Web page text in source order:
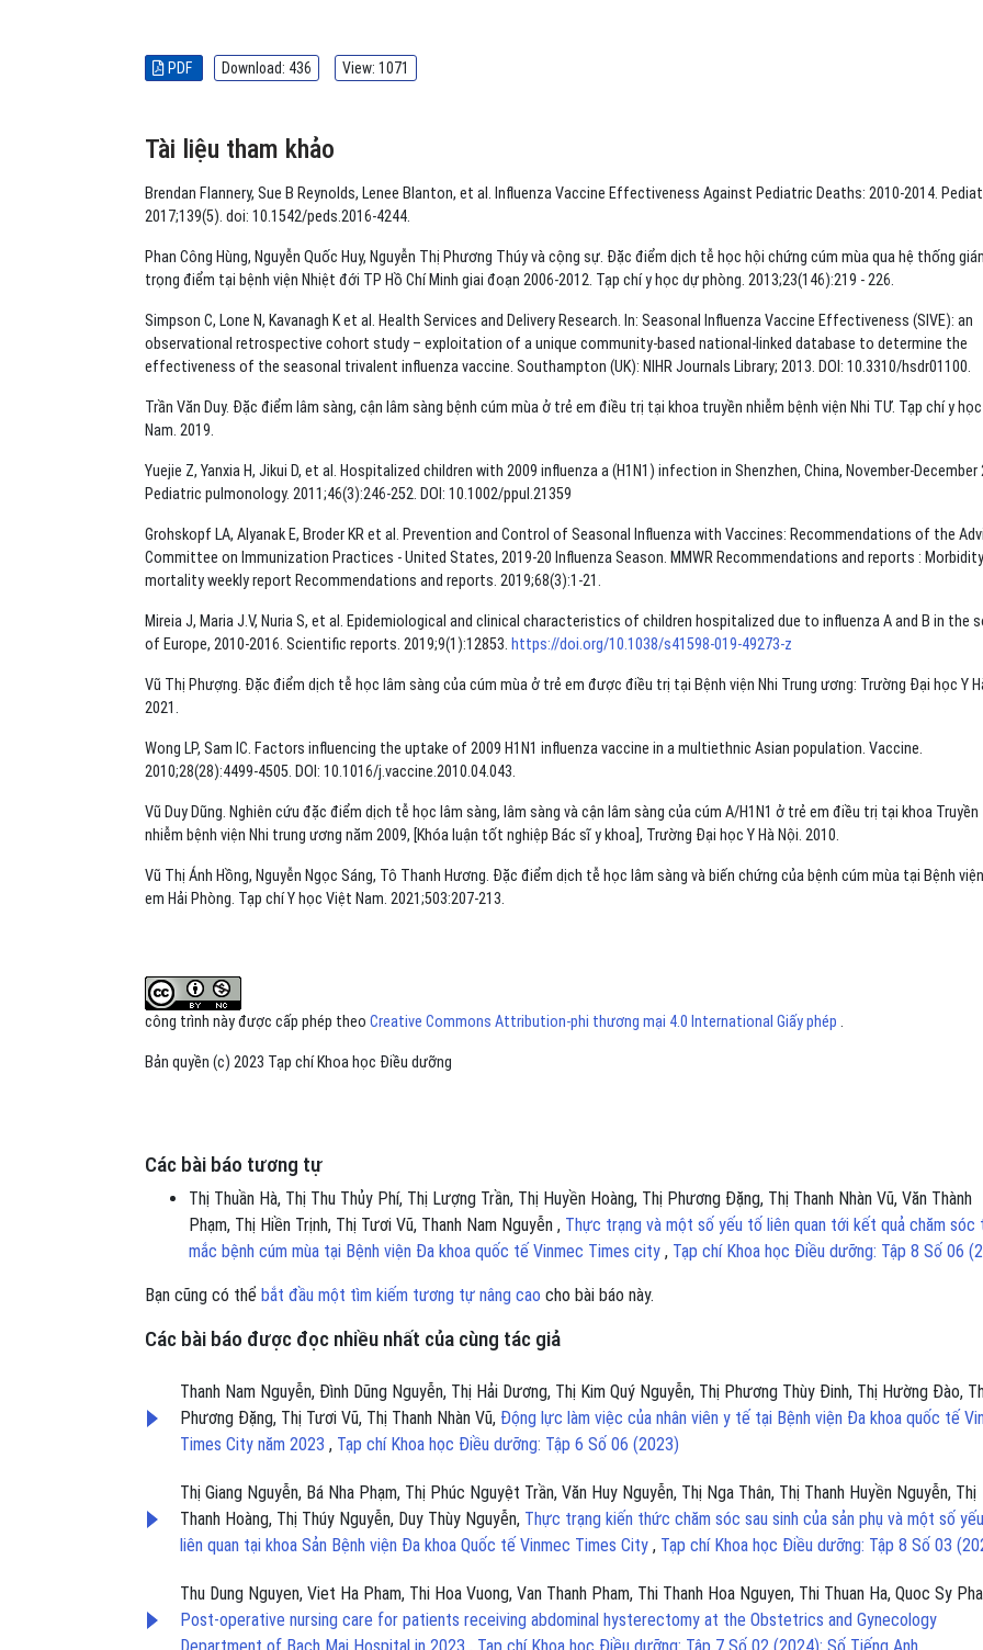
PDF Download: 436 View: 1071
Tài liệu tham khảo
Brendan Flannery, Sue B Reynolds, Lenee Blanton, et al. Influenza Vaccine Effectiveness Against Pediatric Deaths: 2010-2014.
2017;139(5). doi: 10.1542/peds.2016-4244.
Phan Công Hùng, Nguyễn Quốc Huy, Nguyễn Thị Phương Thúy và cộng sự. Đặc điểm dịch tễ học hội chứng cúm mùa qua hệ thống
trọng điểm tại bệnh viện Nhiệt đới TP Hồ Chí Minh giai đoạn 2006-2012. Tạp chí y học dự phòng. 2013;23(146):219 - 226.
Simpson C, Lone N, Kavanagh K et al. Health Services and Delivery Research. In: Seasonal Influenza Vaccine Effectiveness (SIVE): an
observational retrospective cohort study – exploitation of a unique community-based national-linked database to determine the
effectiveness of the seasonal trivalent influenza vaccine. Southampton (UK): NIHR Journals Library; 2013. DOI: 10.3310/hsdr01100.
Trần Văn Duy. Đặc điểm lâm sàng, cận lâm sàng bệnh cúm mùa ở trẻ em điều trị tại khoa truyền nhiễm bệnh viện Nhi TƯ. Tạp chí y
Nam. 2019.
Yuejie Z, Yanxia H, Jikui D, et al. Hospitalized children with 2009 influenza a (H1N1) infection in Shenzhen, China, November-December
Pediatric pulmonology. 2011;46(3):246-252. DOI: 10.1002/ppul.21359
Grohskopf LA, Alyanak E, Broder KR et al. Prevention and Control of Seasonal Influenza with Vaccines: Recommendations of the
Committee on Immunization Practices - United States, 2019-20 Influenza Season. MMWR Recommendations and reports :
mortality weekly report Recommendations and reports. 2019;68(3):1-21.
Mireia J, Maria J.V, Nuria S, et al. Epidemiological and clinical characteristics of children hospitalized due to influenza A and B in the
of Europe, 2010-2016. Scientific reports. 2019;9(1):12853. https://doi.org/10.1038/s41598-019-49273-z
Vũ Thị Phượng. Đặc điểm dịch tễ học lâm sàng của cúm mùa ở trẻ em được điều trị tại Bệnh viện Nhi Trung ương: Trường Đại học Y
2021.
Wong LP, Sam IC. Factors influencing the uptake of 2009 H1N1 influenza vaccine in a multiethnic Asian population. Vaccine.
2010;28(28):4499-4505. DOI: 10.1016/j.vaccine.2010.04.043.
Vũ Duy Dũng. Nghiên cứu đặc điểm dịch tễ học lâm sàng, lâm sàng và cận lâm sàng của cúm A/H1N1 ở trẻ em điều trị tại khoa Truyền
nhiễm bệnh viện Nhi trung ương năm 2009, [Khóa luận tốt nghiệp Bác sĩ y khoa], Trường Đại học Y Hà Nội. 2010.
Vũ Thị Ánh Hồng, Nguyễn Ngọc Sáng, Tô Thanh Hương. Đặc điểm dịch tễ học lâm sàng và biến chứng của bệnh cúm mùa tại Bệnh
em Hải Phòng. Tạp chí Y học Việt Nam. 2021;503:207-213.
công trình này được cấp phép theo Creative Commons Attribution-phi thương mại 4.0 International Giấy phép .
Bản quyền (c) 2023 Tạp chí Khoa học Điều dưỡng
Các bài báo tương tự
Thị Thuần Hà, Thị Thu Thủy Phí, Thị Lượng Trần, Thị Huyền Hoàng, Thị Phương Đặng, Thị Thanh Nhàn Vũ, Văn Thành
Phạm, Thị Hiền Trịnh, Thị Tươi Vũ, Thanh Nam Nguyễn , Thực trạng và một số yếu tố liên quan tới kết quả chăm sóc
mắc bệnh cúm mùa tại Bệnh viện Đa khoa quốc tế Vinmec Times city , Tạp chí Khoa học Điều dưỡng: Tập 8 Số 06
Bạn cũng có thể bắt đầu một tìm kiếm tương tự nâng cao cho bài báo này.
Các bài báo được đọc nhiều nhất của cùng tác giả
Thanh Nam Nguyễn, Đình Dũng Nguyễn, Thị Hải Dương, Thị Kim Quý Nguyễn, Thị Phương Thùy Đinh, Thị Hường Đào,
Phương Đặng, Thị Tươi Vũ, Thị Thanh Nhàn Vũ, Động lực làm việc của nhân viên y tế tại Bệnh viện Đa khoa quốc tế
Times City năm 2023 , Tạp chí Khoa học Điều dưỡng: Tập 6 Số 06 (2023)
Thị Giang Nguyễn, Bá Nha Phạm, Thị Phúc Nguyệt Trần, Văn Huy Nguyễn, Thị Nga Thân, Thị Thanh Huyền Nguyễn, Thị
Thanh Hoàng, Thị Thúy Nguyễn, Duy Thùy Nguyễn, Thực trạng kiến thức chăm sóc sau sinh của sản phụ và một số
liên quan tại khoa Sản Bệnh viện Đa khoa Quốc tế Vinmec Times City , Tạp chí Khoa học Điều dưỡng: Tập 8 Số 03
Thu Dung Nguyen, Viet Ha Pham, Thi Hoa Vuong, Van Thanh Pham, Thi Thanh Hoa Nguyen, Thi Thuan Ha, Quoc Sy
Post-operative nursing care for patients receiving abdominal hysterectomy at the Obstetrics and Gynecology